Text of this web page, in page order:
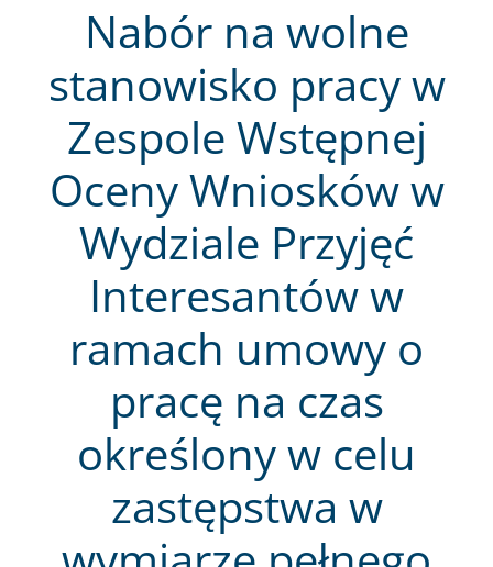
Nabór na wolne
stanowisko pracy w
Zespole Wstępnej
Oceny Wniosków w
Wydziale Przyjęć
Interesantów w
ramach umowy o
pracę na czas
określony w celu
zastępstwa w